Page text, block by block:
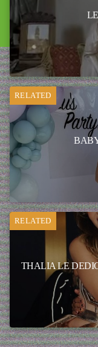
RELATED
RELATED
THALIA LE